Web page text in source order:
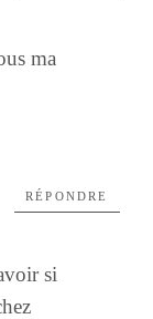
ma
si
RÉPONDRE